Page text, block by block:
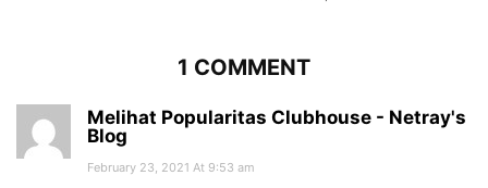
1 COMMENT
Melihat Popularitas Clubhouse - Netray's
Blog
February 23, 2021 At 9:53 am